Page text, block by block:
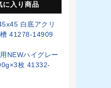
に入り商品
白底アクリ
41278-14909
NEWハイグレー
枚 41332-